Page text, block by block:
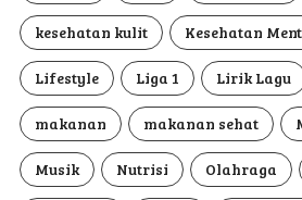
kesehatan kulit Kesehatan
Lifestyle Liga 1 Lirik Lagu
makanan makanan sehat
Musik Nutrisi Olahraga